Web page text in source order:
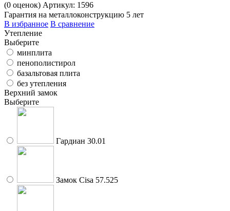
(0 оценок) Артикул: 1596
Гарантия на металлоконструкцию 5 лет
В избранное В сравнение
Утепление
Выберите
минплита
пенополистирол
базальтовая плита
без утепления
Верхний замок
Выберите
Гардиан 30.01
Замок Cisa 57.525